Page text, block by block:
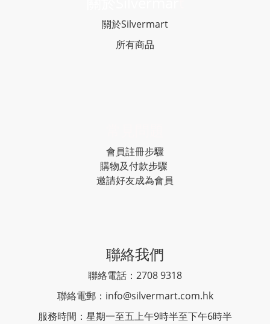
關於Silvermart
所有商品
會員註冊步驟
購物及付款步驟
邀請好友成為會員
聯絡我們
聯絡電話：2708 9318
聯絡電郵： info@silvermart.com.hk
服務時間：星期一至五上午9時半至下午6時半